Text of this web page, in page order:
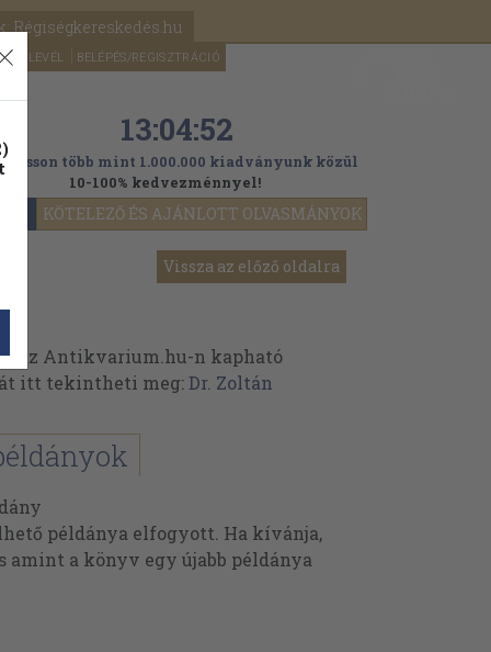
Régiségkereskedés.hu
HÍRLEVÉL BELÉPÉS/REGISZTRÁCIÓ
KÖTELEZŐ ÉS AJÁNLOTT OLVASMÁNYOK
13:04:50
több mint 1.000.000 kiadványunk közül
10-100% kedvezménnyel!
Vissza az előző oldalra
az Antikvarium.hu-n kapható
itt tekintheti meg:Dr. Zoltán
példánya elfogyott. Ha kívánja,
amint a könyv egy újabb példánya